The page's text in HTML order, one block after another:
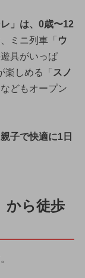
」は、0歳〜12
ミニ列車「 ウ
具がいっぱ
しめる「 スノ
どもオープン
子で快適に1日
から徒歩